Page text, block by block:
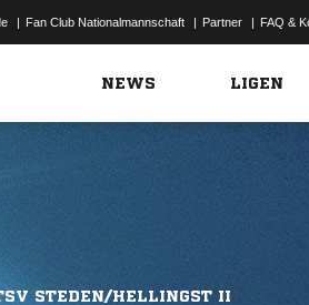
| Fan Club Nationalmannschaft | Partner | FAQ &
NEWS LIGEN
STEDEN/HELLINGST II